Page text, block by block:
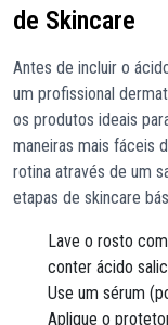
de Skincare
Antes de incluir o
um profissional
os produtos ideais
maneiras mais fáceis
rotina através de um
etapas de skincare
Lave o rosto
conter ácido
Use um sérum
Aplique o